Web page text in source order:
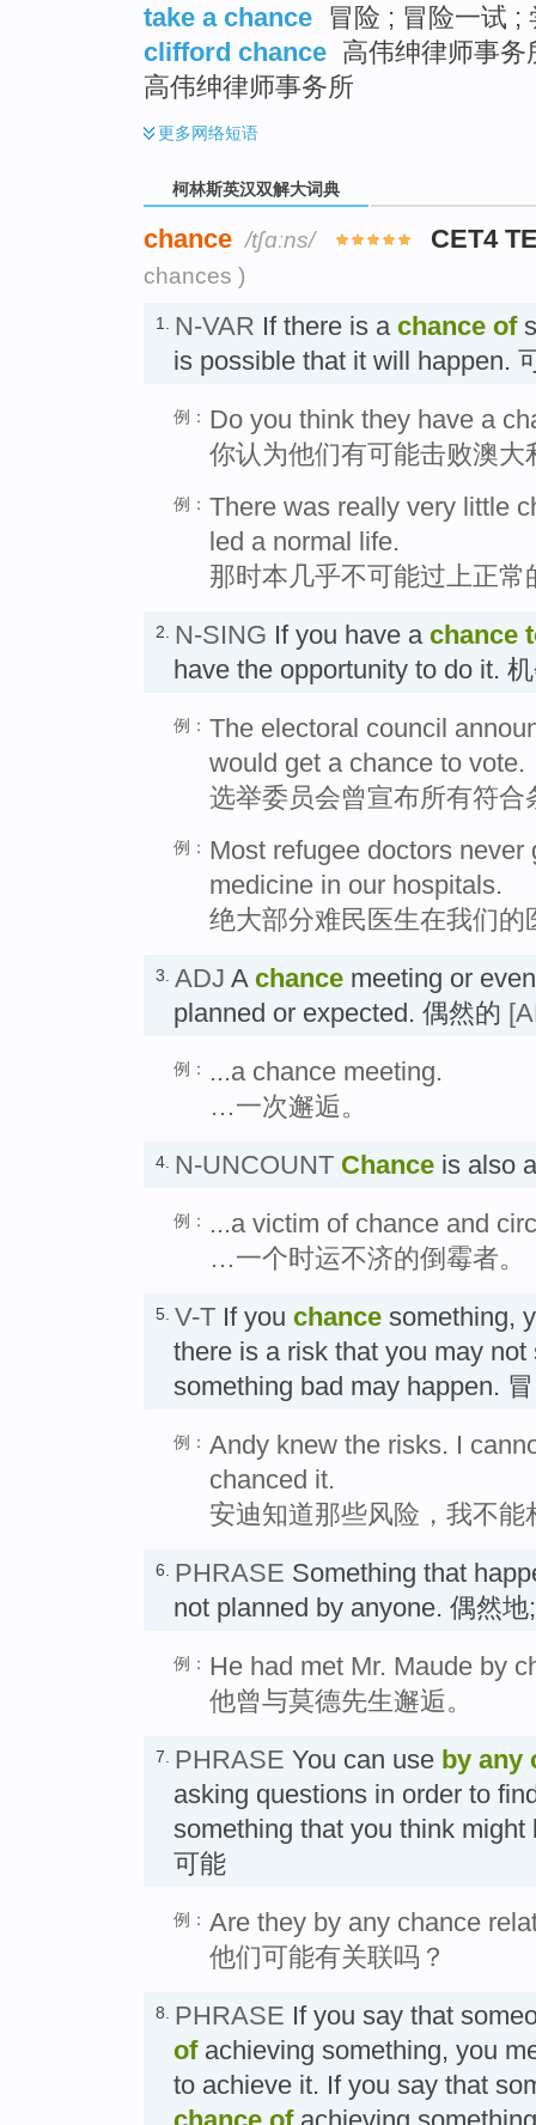
take a chance 冒险 ; 冒险一试 ;
clifford chance 高伟绅律师事
高伟绅律师事务所
更多网络短语
柯林斯英汉双解大词典
chance /tʃɑːns/ CET4
chances )
1. N-VAR If there is a chance of
is possible that it will happen.
例： Do you think they have a
你认为他们有可能击败澳大
例： There was really very little
led a normal life.
那时本几乎不可能过上正常
2. N-SING If you have a chance
have the opportunity to do it.
例： The electoral council
would get a chance to vote.
选举委员会曾宣布所有符
例： Most refugee doctors
medicine in our hospitals.
绝大部分难民医生在我们
3. ADJ A chance meeting or
planned or expected. 偶然的
例：
...a chance meeting.
…一次邂逅。
4. N-UNCOUNT Chance is also
例：
...a victim of chance and
…一个时运不济的倒霉者。
5. V-T If you chance something,
there is a risk that you may not
something bad may happen.
例： Andy knew the risks. I
chanced it.
安迪知道那些风险，我不
6. PHRASE Something that
not planned by anyone. 偶然
例： He had met Mr. Maude by
他曾与莫德先生邂逅。
7. PHRASE You can use by any
asking questions in order to
something that you think
可能
例： Are they by any chance
他们可能有关联吗？
8. PHRASE If you say that
ofachieving something, you
to achieve it. If you say that